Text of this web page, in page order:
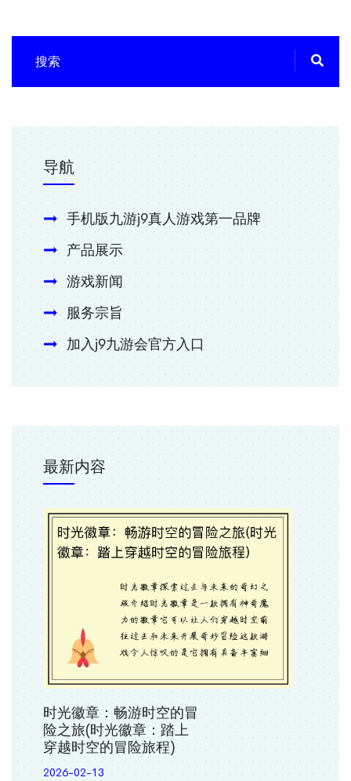
导航
手机版九游j9真人游戏第一品牌
产品展示
游戏新闻
服务宗旨
加入j9九游会官方入口
最新内容
时光徽章：畅游时空的冒
险之旅(时光徽章：踏上
穿越时空的冒险旅程)
2026-02-13